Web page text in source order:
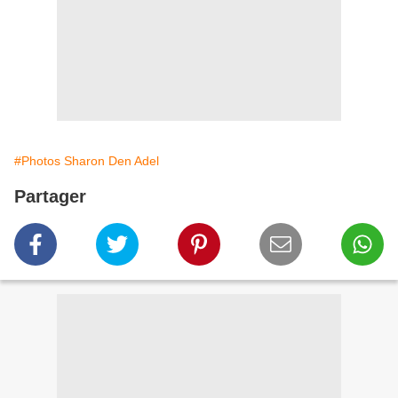
#Photos Sharon Den Adel
Partager